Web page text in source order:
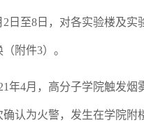
2 日至8 日，对各实验楼及实
（附件3）。
年4月，高分子学院触发烟
确认为火警，发生在学院附